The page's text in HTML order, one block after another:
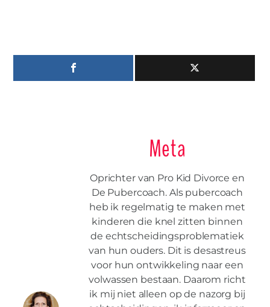
Meta
Oprichter van Pro Kid Divorce en
De Pubercoach. Als pubercoach
heb ik regelmatig te maken met
kinderen die knel zitten binnen
de echtscheidingsproblematiek
van hun ouders. Dit is desastreus
voor hun ontwikkeling naar een
volwassen bestaan. Daarom richt
ik mij niet alleen op de nazorg bij